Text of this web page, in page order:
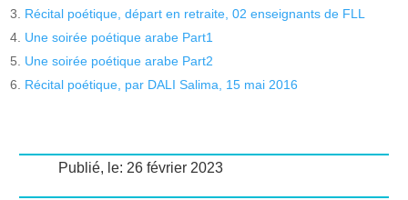
Récital poétique, départ en retraite, 02 enseignants de FLL
Une soirée poétique arabe Part1
Une soirée poétique arabe Part2
Récital poétique, par DALI Salima, 15 mai 2016
Publié, le: 26 février 2023